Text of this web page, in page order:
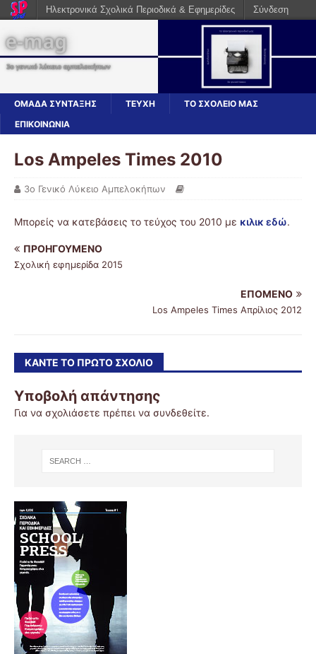
ΟΜΆΔΑ ΣΎΝΤΑΞΗΣ ΤΕΎΧΗ
ΤΟ ΣΧΟΛΕΊΟ ΜΑΣ
ΕΠΙΚΟΙΝΩΝΊΑ
Los Ampeles Times 2010
3ο Γενικό Λύκειο Αμπελοκήπων
Μπορείς να κατεβάσεις το τεύχος του 2010 με κιλικ εδώ.
ΠΡΟΗΓΟΎΜΕΝΟ
Σχολική εφημερίδα 2015
ΕΠΌΜΕΝΟ
Los Ampeles Times Απρίλιος 2012
ΚΆΝΤΕ ΤΟ ΠΡΏΤΟ ΣΧΌΛΙΟ
Υποβολή απάντησης
Για να σχολιάσετε πρέπει να συνδεθείτε.
Ηλεκτρονικά Σχολικά Περιοδικά & Εφημερίδες Σύνδεση